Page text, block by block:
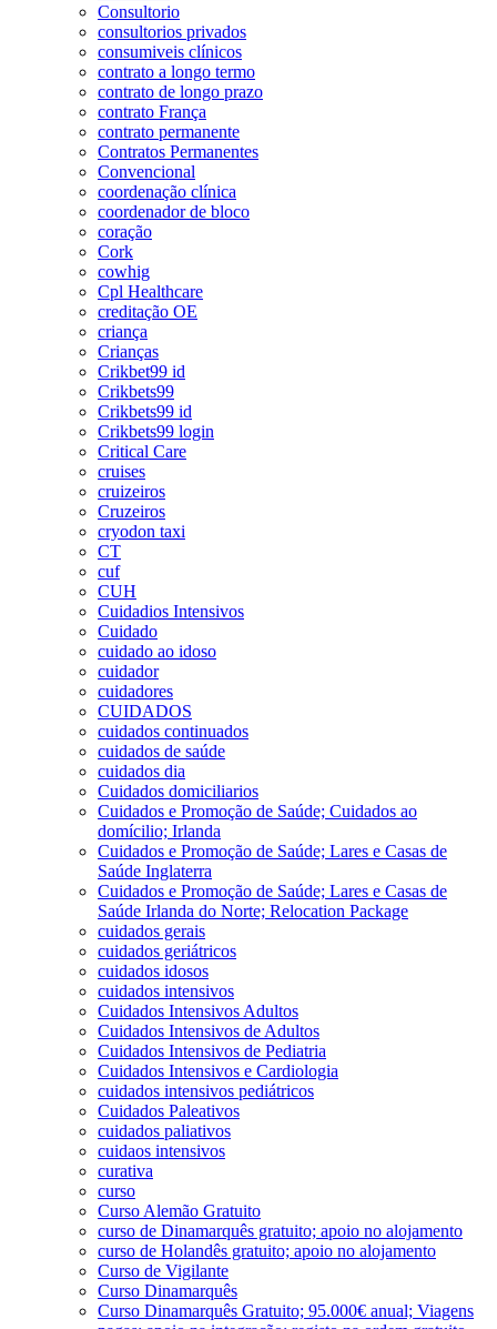
Consultorio
consultorios privados
consumiveis clínicos
contrato a longo termo
contrato de longo prazo
contrato França
contrato permanente
Contratos Permanentes
Convencional
coordenação clínica
coordenador de bloco
coração
Cork
cowhig
Cpl Healthcare
creditação OE
criança
Crianças
Crikbet99 id
Crikbets99
Crikbets99 id
Crikbets99 login
Critical Care
cruises
cruizeiros
Cruzeiros
cryodon taxi
CT
cuf
CUH
Cuidadios Intensivos
Cuidado
cuidado ao idoso
cuidador
cuidadores
CUIDADOS
cuidados continuados
cuidados de saúde
cuidados dia
Cuidados domiciliarios
Cuidados e Promoção de Saúde; Cuidados ao
domícilio; Irlanda
Cuidados e Promoção de Saúde; Lares e Casas de
Saúde Inglaterra
Cuidados e Promoção de Saúde; Lares e Casas de
Saúde Irlanda do Norte; Relocation Package
cuidados gerais
cuidados geriátricos
cuidados idosos
cuidados intensivos
Cuidados Intensivos Adultos
Cuidados Intensivos de Adultos
Cuidados Intensivos de Pediatria
Cuidados Intensivos e Cardiologia
cuidados intensivos pediátricos
Cuidados Paleativos
cuidados paliativos
cuidaos intensivos
curativa
curso
Curso Alemão Gratuito
curso de Dinamarquês gratuito; apoio no alojamento
curso de Holandês gratuito; apoio no alojamento
Curso de Vigilante
Curso Dinamarquês
Curso Dinamarquês Gratuito; 95.000€ anual; Viagens